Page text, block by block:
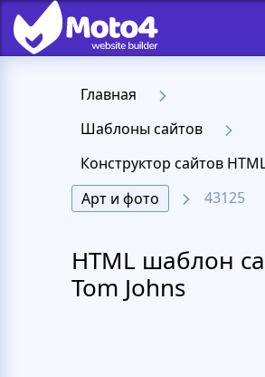
Главная
Шаблоны сайтов
Конструктор сайтов
Арт и фото
43125
HTML шаблон
Tom Johns